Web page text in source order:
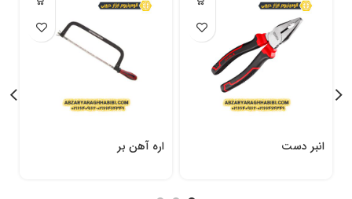
انبر دست اره آهن بر